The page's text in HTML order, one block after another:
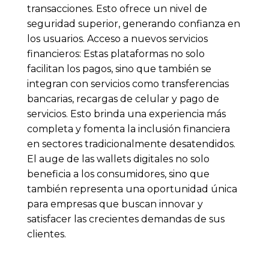
transacciones. Esto ofrece un nivel de
seguridad superior, generando confianza en
los usuarios. Acceso a nuevos servicios
financieros: Estas plataformas no solo
facilitan los pagos, sino que también se
integran con servicios como transferencias
bancarias, recargas de celular y pago de
servicios. Esto brinda una experiencia más
completa y fomenta la inclusión financiera
en sectores tradicionalmente desatendidos.
El auge de las wallets digitales no solo
beneficia a los consumidores, sino que
también representa una oportunidad única
para empresas que buscan innovar y
satisfacer las crecientes demandas de sus
clientes.